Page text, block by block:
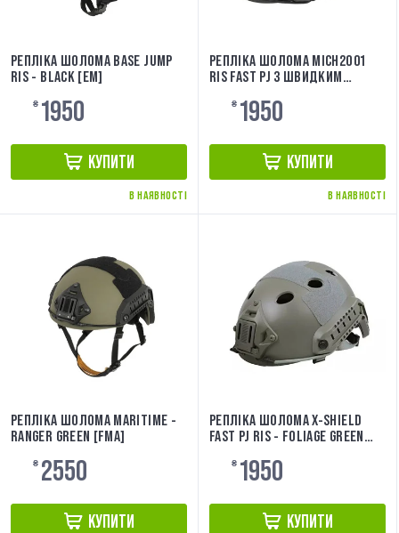
РЕПЛІКА ШОЛОМА BASE JUMP
RIS - BLACK [EM]
₴ 1950
КУПИТИ
В НАЯВНОСТІ
РЕПЛІКА ШОЛОМА MICH2001
RIS FAST PJ З ШВИДКИМ
₴ 1950
КУПИТИ
В НАЯВНОСТІ
РЕПЛІКА ШОЛОМА MARITIME -
RANGER GREEN [FMA]
₴ 2550
КУПИТИ
РЕПЛІКА ШОЛОМА X-SHIELD
FAST PJ RIS - FOLIAGE GREEN
₴ 1950
КУПИТИ